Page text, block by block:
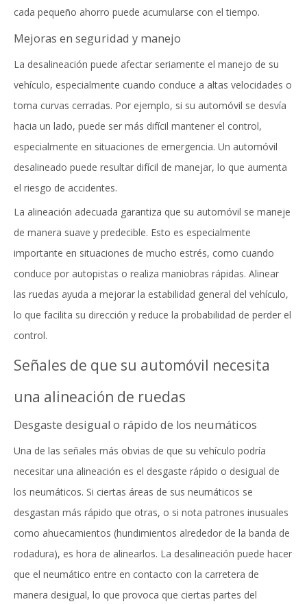
cada pequeño ahorro puede acumularse con el tiempo.
Mejoras en seguridad y manejo
La desalineación puede afectar seriamente el manejo de su
vehículo, especialmente cuando conduce a altas velocidades o
toma curvas cerradas. Por ejemplo, si su automóvil se desvía
hacia un lado, puede ser más difícil mantener el control,
especialmente en situaciones de emergencia. Un automóvil
desalineado puede resultar difícil de manejar, lo que aumenta
el riesgo de accidentes.
La alineación adecuada garantiza que su automóvil se maneje
de manera suave y predecible. Esto es especialmente
importante en situaciones de mucho estrés, como cuando
conduce por autopistas o realiza maniobras rápidas. Alinear
las ruedas ayuda a mejorar la estabilidad general del vehículo,
lo que facilita su dirección y reduce la probabilidad de perder el
control.
Señales de que su automóvil necesita
una alineación de ruedas
Desgaste desigual o rápido de los neumáticos
Una de las señales más obvias de que su vehículo podría
necesitar una alineación es el desgaste rápido o desigual de
los neumáticos. Si ciertas áreas de sus neumáticos se
desgastan más rápido que otras, o si nota patrones inusuales
como ahuecamientos (hundimientos alrededor de la banda de
rodadura), es hora de alinearlos. La desalineación puede hacer
que el neumático entre en contacto con la carretera de
manera desigual, lo que provoca que ciertas partes del